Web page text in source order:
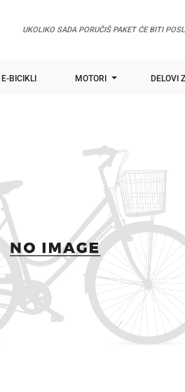
UKOLIKO SADA PORUČIŠ PAKET ĆE BITI
E-BICIKLI MOTORI DELOVI